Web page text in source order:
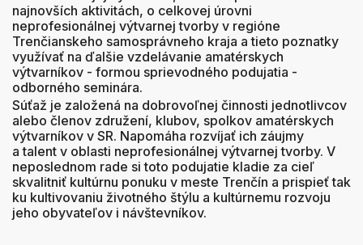
najnovších aktivitách, o celkovej úrovni
neprofesionálnej výtvarnej tvorby v regióne
Trenčianskeho samosprávneho kraja a tieto poznatky
využívať na ďalšie vzdelávanie amatérskych
výtvarníkov - formou sprievodného podujatia -
odborného seminára.
Súťaž je založená na dobrovoľnej činnosti jednotlivcov
alebo členov združení, klubov, spolkov amatérskych
výtvarníkov v SR. Napomáha rozvíjať ich záujmy
a talent v oblasti neprofesionálnej výtvarnej tvorby. V
neposlednom rade si toto podujatie kladie za cieľ
skvalitniť kultúrnu ponuku v meste Trenčín a prispieť tak
ku kultivovaniu životného štýlu a kultúrnemu rozvoju
jeho obyvateľov i návštevníkov.